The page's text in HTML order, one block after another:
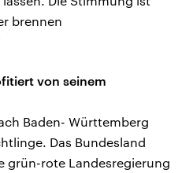
brennen
von seinem
Baden- Württemberg
Das Bundesland
grün-rote Landesregierung